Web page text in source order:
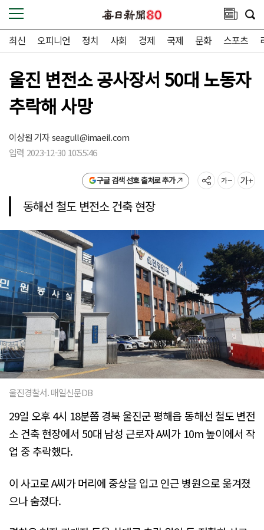
최신 오피니언 정치 사회 경제 국제 문화 스포츠
울진 변전소 공사장서 50대 노동자
추락해 사망
이상원 기자seagull@imaeil.com
입력 2023-12-30 10:55:46
구글 검색 선호 출처로 추가
동해선 철도 변전소 건축 현장
울진경찰서. 매일신문DB
29일 오후 4시 18분쯤 경북 울진군 평해읍 동해선 철도 변전
소 건축 현장에서 50대 남성 근로자 A씨가 10m 높이에서 작
업 중 추락했다.
이 사고로 A씨가 머리에 중상을 입고 인근 병원으로 옮겨졌
으나 숨졌다.